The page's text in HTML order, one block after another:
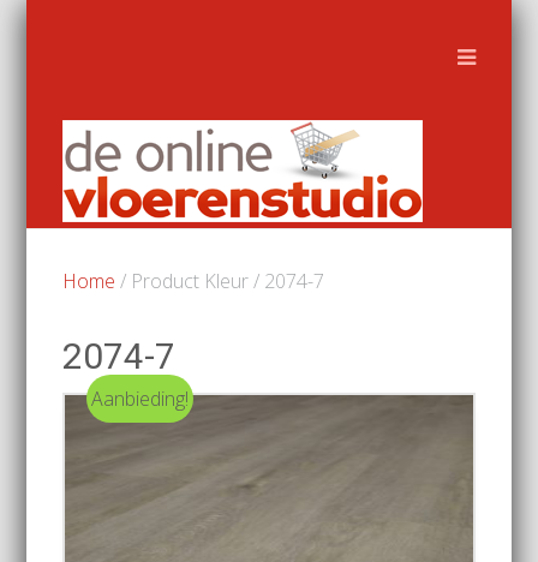
Home / Product Kleur / 2074-7
2074-7
Aanbieding!